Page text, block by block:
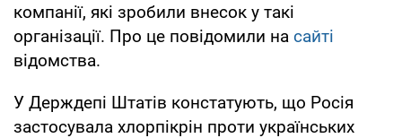
компанії, які зробили внесок у такі
організації. Про це повідомили на сайті
відомства.
У Держдепі Штатів констатують, що Росія
застосувала хлорпікрін проти українських